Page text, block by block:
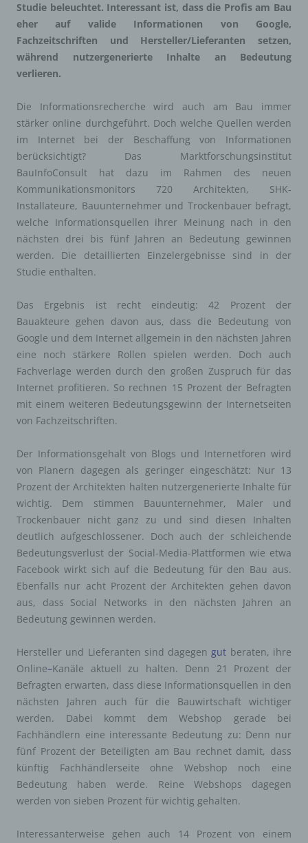
Studie beleuchtet. Interessant ist, dass die Profis am Bau
eher auf valide Informationen von Google,
Fachzeitschriften und Hersteller/Lieferanten setzen,
während nutzergenerierte Inhalte an Bedeutung
verlieren.
Die Informationsrecherche wird auch am Bau immer
stärker online durchgeführt. Doch welche Quellen werden
im Internet bei der Beschaffung von Informationen
berücksichtigt? Das Marktforschungsinstitut
BauInfoConsult hat dazu im Rahmen des neuen
Kommunikationsmonitors 720 Architekten, SHK-
Installateure, Bauunternehmer und Trockenbauer befragt,
welche Informationsquellen ihrer Meinung nach in den
nächsten drei bis fünf Jahren an Bedeutung gewinnen
werden. Die detaillierten Einzelergebnisse sind in der
Studie enthalten.
Das Ergebnis ist recht eindeutig: 42 Prozent der
Bauakteure gehen davon aus, dass die Bedeutung von
Google und dem Internet allgemein in den nächsten Jahren
eine noch stärkere Rollen spielen werden. Doch auch
Fachverlage werden durch den großen Zuspruch für das
Internet profitieren. So rechnen 15 Prozent der Befragten
mit einem weiteren Bedeutungsgewinn der Internetseiten
von Fachzeitschriften.
Der Informationsgehalt von Blogs und Internetforen wird
von Planern dagegen als geringer eingeschätzt: Nur 13
Prozent der Architekten halten nutzergenerierte Inhalte für
wichtig. Dem stimmen Bauunternehmer, Maler und
Trockenbauer nicht ganz zu und sind diesen Inhalten
deutlich aufgeschlossener. Doch auch der schleichende
Bedeutungsverlust der Social-Media-Plattformen wie etwa
Facebook wirkt sich auf die Bedeutung für den Bau aus.
Ebenfalls nur acht Prozent der Architekten gehen davon
aus, dass Social Networks in den nächsten Jahren an
Bedeutung gewinnen werden.
Hersteller und Lieferanten sind dagegengut beraten, ihre
Online–Kanäle aktuell zu halten. Denn 21 Prozent der
Befragten erwarten, dass diese Informationsquellen in den
nächsten Jahren auch für die Bauwirtschaft wichtiger
werden. Dabei kommt dem Webshop gerade bei
Fachhändlern eine interessante Bedeutung zu: Denn nur
fünf Prozent der Beteiligten am Bau rechnet damit, dass
künftig Fachhändlerseite ohne Webshop noch eine
Bedeutung haben werde. Reine Webshops dagegen
werden von sieben Prozent für wichtig gehalten.
Interessanterweise gehen auch 14 Prozent von einem